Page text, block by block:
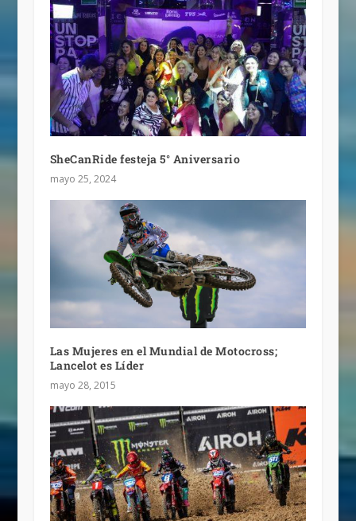
SheCanRide festeja 5° Aniversario
mayo 25, 2024
Las Mujeres en el Mundial de Motocross;
Lancelot es Líder
mayo 28, 2015